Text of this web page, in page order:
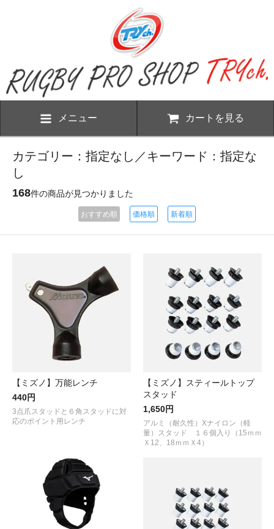
メニュー カートを見る
カテゴリー：指定なし／キーワード：指定な
し
168件の商品が見つかりました
おすすめ順 価格順 新着順
【ミズノ】万能レンチ
440円
3点爪スタッドと６角スタッドに対
応のポイント用レンチ
【ミズノ】スティールトップ
スタッド
1,650円
アルミ（耐久性）Xナイロン（軽
量）スタッド １６個入り（15ｍｍ
Ｘ12、18ｍｍＸ4）